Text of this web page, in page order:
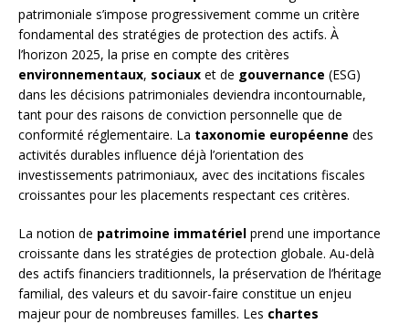
patrimoniale s’impose progressivement comme un critère
fondamental des stratégies de protection des actifs. À
l’horizon 2025, la prise en compte des critères
environnementaux, sociaux et de gouvernance (ESG)
dans les décisions patrimoniales deviendra incontournable,
tant pour des raisons de conviction personnelle que de
conformité réglementaire. La taxonomie européenne des
activités durables influence déjà l’orientation des
investissements patrimoniaux, avec des incitations fiscales
croissantes pour les placements respectant ces critères.
La notion de patrimoine immatériel prend une importance
croissante dans les stratégies de protection globale. Au-delà
des actifs financiers traditionnels, la préservation de l’héritage
familial, des valeurs et du savoir-faire constitue un enjeu
majeur pour de nombreuses familles. Les chartes